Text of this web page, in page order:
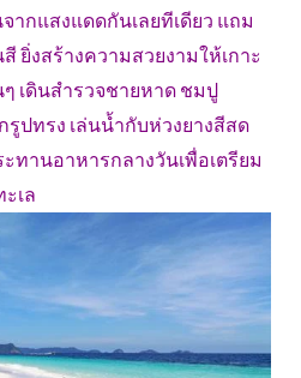
ากแสงแดดกันเลยทีเดียว แถม
ยิ่งสร้างความสวยงามให้เกาะ
เดินสำรวจชายหาด ชมปู
ปทรง เล่นน้ำกับห่วงยางสีสด
ทานอาหารกลางวันเพื่อเตรียม
เล